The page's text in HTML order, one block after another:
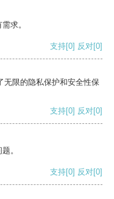
求。
支持[0] 反对[0]
无限的隐私保护和安全性保
支持[0] 反对[0]
。
支持[0] 反对[0]